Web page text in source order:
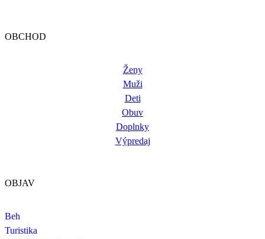
OBCHOD
Ženy
Muži
Deti
Obuv
Doplnky
Výpredaj
OBJAV
Beh
Turistika